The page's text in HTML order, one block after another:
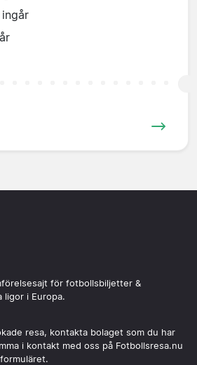
för fotbollsbiljetter &
ligor i Europa.
resa, kontakta bolaget som du har
i kontakt med oss på Fotbollsresa.nu